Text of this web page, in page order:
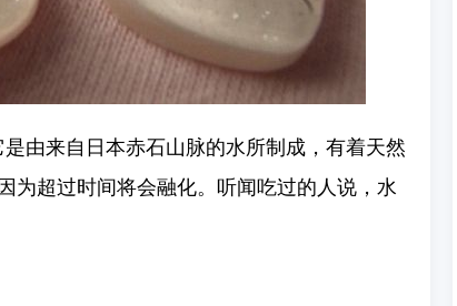
由来自日本赤石山脉的水所制成，有着天然
为超过时间将会融化。听闻吃过的人说，水